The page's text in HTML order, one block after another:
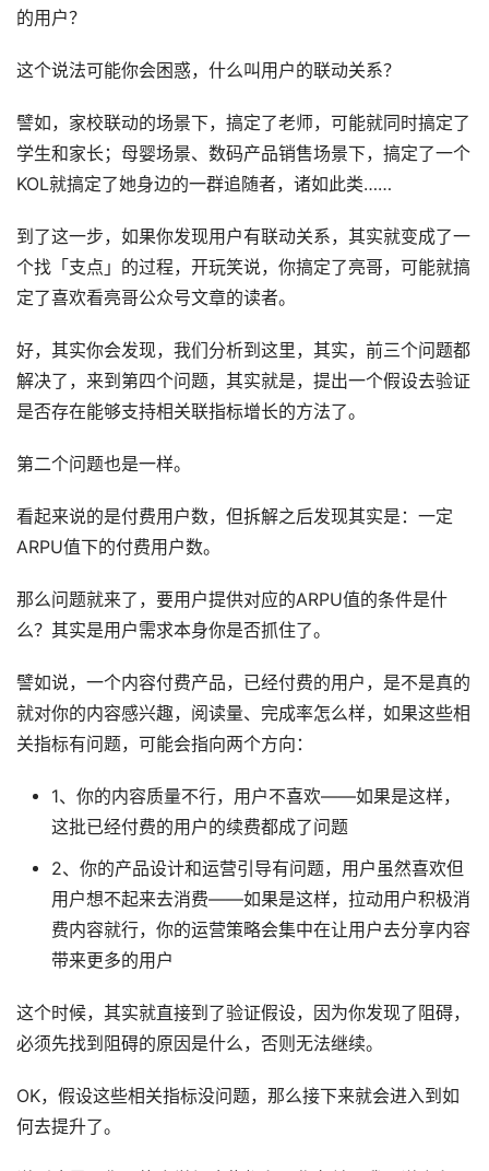
的用户？
这个说法可能你会困惑，什么叫用户的联动关系？
譬如，家校联动的场景下，搞定了老师，可能就同时搞定了
学生和家长；母婴场景、数码产品销售场景下，搞定了一个
KOL就搞定了她身边的一群追随者，诸如此类……
到了这一步，如果你发现用户有联动关系，其实就变成了一
个找「支点」的过程，开玩笑说，你搞定了亮哥，可能就搞
定了喜欢看亮哥公众号文章的读者。
好，其实你会发现，我们分析到这里，其实，前三个问题都
解决了，来到第四个问题，其实就是，提出一个假设去验证
是否存在能够支持相关联指标增长的方法了。
第二个问题也是一样。
看起来说的是付费用户数，但拆解之后发现其实是：一定
ARPU值下的付费用户数。
那么问题就来了，要用户提供对应的ARPU值的条件是什
么？其实是用户需求本身你是否抓住了。
譬如说，一个内容付费产品，已经付费的用户，是不是真的
就对你的内容感兴趣，阅读量、完成率怎么样，如果这些相
关指标有问题，可能会指向两个方向：
1、你的内容质量不行，用户不喜欢——如果是这样，
这批已经付费的用户的续费都成了问题
2、你的产品设计和运营引导有问题，用户虽然喜欢但
用户想不起来去消费——如果是这样，拉动用户积极消
费内容就行，你的运营策略会集中在让用户去分享内容
带来更多的用户
这个时候，其实就直接到了验证假设，因为你发现了阻碍，
必须先找到阻碍的原因是什么，否则无法继续。
OK，假设这些相关指标没问题，那么接下来就会进入到如
何去提升了。